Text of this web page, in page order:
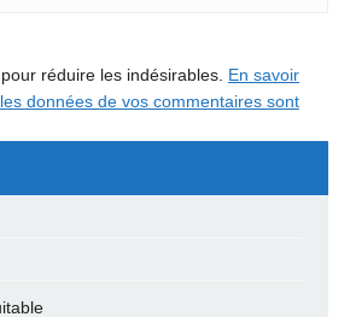
réduire les indésirables. En savoir
données de vos commentaires sont